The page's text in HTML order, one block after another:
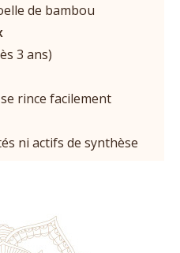
de bambou
3 ans)
rince facilement
ni actifs de synthèse